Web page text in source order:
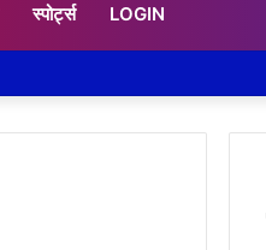
स्पोर्ट्स LOGIN